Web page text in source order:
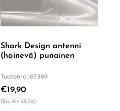
Shark Design antenni
(hainevä) punainen
Tuotenro: 67389
€19,90
(Sis. Alv 25,5%)